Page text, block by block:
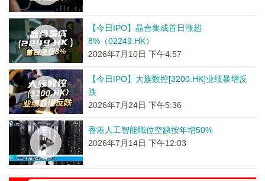
【今日IPO】晶合集成首日涨超
8%（02249.HK）
2026年7月10日 下午4:57
【今日IPO】大族数控[3200.HK]业绩暴增反
跌
2026年7月24日 下午5:36
香港人工智能職位空缺按年增50%
2026年7月14日 下午12:03